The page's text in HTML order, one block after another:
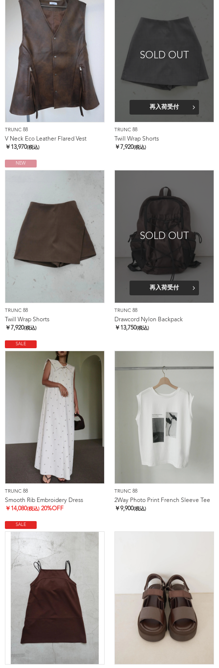
TRUNC 88
V Neck Eco Leather Flared Vest
￥ 13,970(税込)
SOLD OUT
再入荷受付
TRUNC 88
Twill Wrap Shorts
￥ 7,920(税込)
NEW
TRUNC 88
Twill Wrap Shorts
￥ 7,920(税込)
SOLD OUT
再入荷受付
TRUNC 88
Drawcord Nylon Backpack
￥ 13,750(税込)
SALE
TRUNC 88
Smooth Rib Embroidery Dress
￥ 14,080(税込) 20%OFF
TRUNC 88
2Way Photo Print French Sleeve Tee
￥9,900(税込)
SALE